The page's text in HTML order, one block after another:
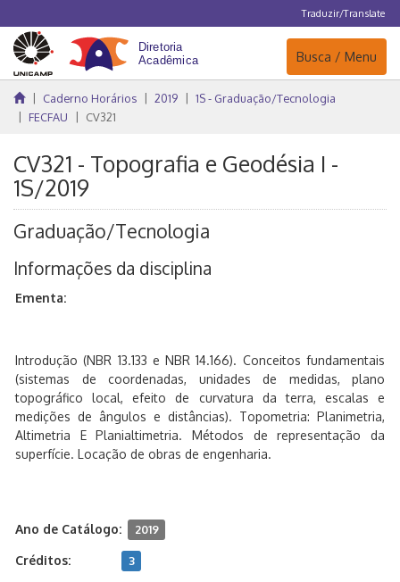
Traduzir/Translate
Navegação
Busca / Menu
Caderno Horários 2019
1S - Graduação/Tecnologia
FECFAU
CV321
CV321 - Topografia e Geodésia I -
1S/2019
Graduação/Tecnologia
Informações da disciplina
Ementa:
Introdução (NBR 13.133 e NBR 14.166). Conceitos fundamentais
(sistemas de coordenadas, unidades de medidas, plano
topográfico local, efeito de curvatura da terra, escalas e
medições de ângulos e distâncias). Topometria: Planimetria,
Altimetria E Planialtimetria. Métodos de representação da
superfície. Locação de obras de engenharia.
Ano de Catálogo: 2019
Créditos: 3